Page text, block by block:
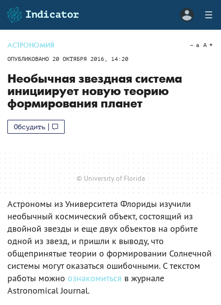
АСТРОНОМИЯ
ОПУБЛИКОВАНО 20 ОКТЯБРЯ 2016, 14:20
a A
Необычная звездная система
инициирует новую теорию
формирования планет
Обсудить
© University of Florida
Астрономы из Университета Флориды изучили
необычный космический объект, состоящий из
двойной звезды и еще двух объектов на орбите
одной из звезд, и пришли к выводу, что
общепринятые теории о формировании Солнечной
системы могут оказаться ошибочными. С текстом
работы можно ознакомиться в журнале
Astronomical Journal.